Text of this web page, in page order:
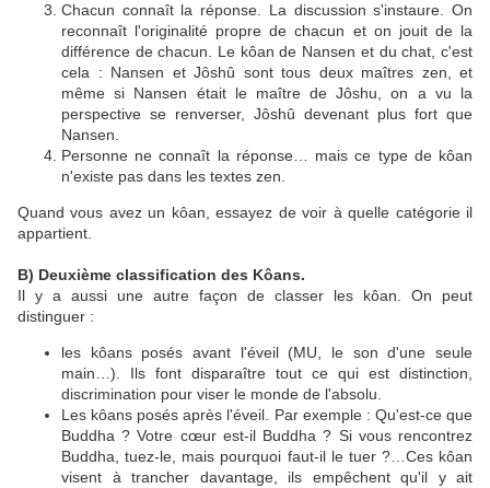
Chacun connaît la réponse. La discussion s'instaure. On
reconnaît l'originalité propre de chacun et on jouit de la
différence de chacun. Le kôan de Nansen et du chat, c'est
cela : Nansen et Jôshû sont tous deux maîtres zen, et
même si Nansen était le maître de Jôshu, on a vu la
perspective se renverser, Jôshû devenant plus fort que
Nansen.
Personne ne connaît la réponse… mais ce type de kôan
n'existe pas dans les textes zen.
Quand vous avez un kôan, essayez de voir à quelle catégorie il
appartient.
B) Deuxième classification des Kôans.
Il y a aussi une autre façon de classer les kôan. On peut
distinguer :
les kôans posés avant l'éveil (MU, le son d'une seule
main…). Ils font disparaître tout ce qui est distinction,
discrimination pour viser le monde de l'absolu.
Les kôans posés après l'éveil. Par exemple : Qu'est-ce que
Buddha ? Votre cœur est-il Buddha ? Si vous rencontrez
Buddha, tuez-le, mais pourquoi faut-il le tuer ?…Ces kôan
visent à trancher davantage, ils empêchent qu'il y ait